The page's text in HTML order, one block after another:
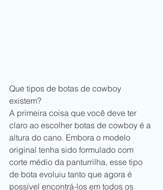
Que tipos de botas de cowboy
existem?
A primeira coisa que você deve ter
claro ao escolher botas de cowboy é a
altura do cano. Embora o modelo
original tenha sido formulado com
corte médio da panturrilha, esse tipo
de bota evoluiu tanto que agora é
possível encontrá-los em todos os